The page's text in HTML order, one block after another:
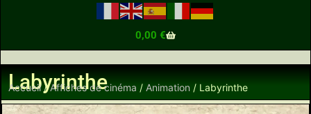
0,00 €
Labyrinthe
Accueil/Affiches de cinéma / Animation / Labyrinthe